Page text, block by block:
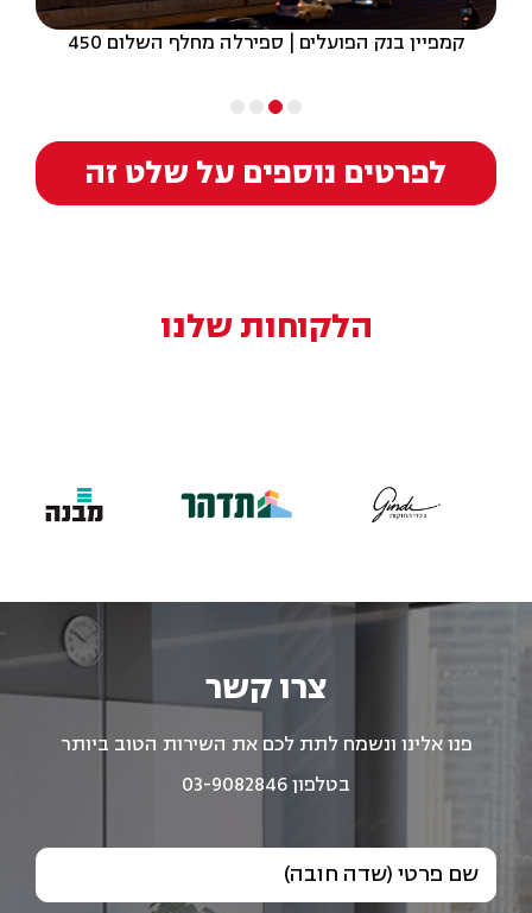
קמפיין בנק הפועלים | ספירלה מחלף השלום 450
לפרטים נוספים על שלט זה
הלקוחות שלנו
צרו קשר
פנו אלינו ונשמח לתת לכם את השירות הטוב ביותר
בטלפון 03-9082846
שם פרטי (שדה חובה)